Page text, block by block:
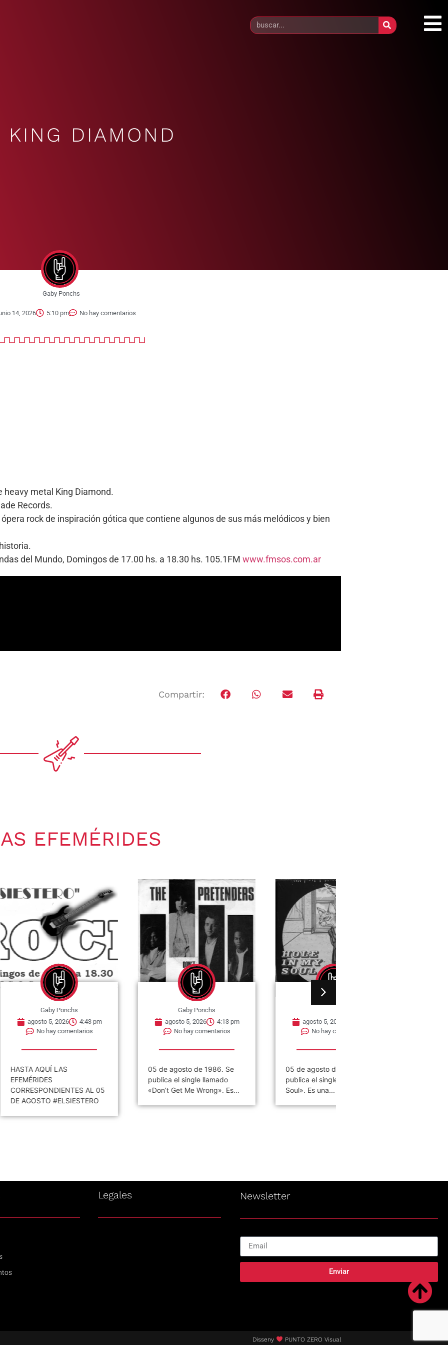
KING DIAMOND
Gaby Ponchs
14, 2026 5:10 pm No hay comentarios
heavy metal King Diamond.
Records.
rock de inspiración gótica que contiene algunos de sus más melódicos y bien
del Mundo, Domingos de 17.00 hs. a 18.30 hs. 105.1FM www.fmsos.com.ar
Compartir:
EFEMÉRIDES
4:43 pm
AL 05
agosto 5, 2026
4:13 pm
No hay comentarios
05 de agosto de 1986. Se
publica el single llamado
«Don’t Get Me Wrong». Es...
agosto 5, 2026
4:08 pm
05 de agosto de 1997. Se
publica el single «Hole in My
Soul». Es una...
Legales Newsletter
Enviar
Disseny PUNTO ZERO Visual